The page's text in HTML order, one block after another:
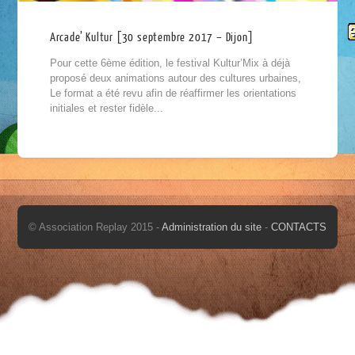
Arcade’ Kultur [30 septembre 2017 – Dijon]
Pour cette 6ème édition, le festival Kultur’Mix à déjà
proposé deux animations autour des cultures urbaines,
Le format a été revu afin de réaffirmer les orientations
initiales et rester fidèle...
© Association Replay 2015 - Administration du site - CONTACTS